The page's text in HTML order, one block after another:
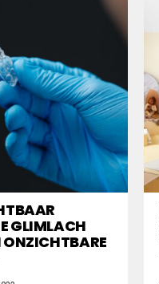
GLIMLACH
ONZICHTBARE